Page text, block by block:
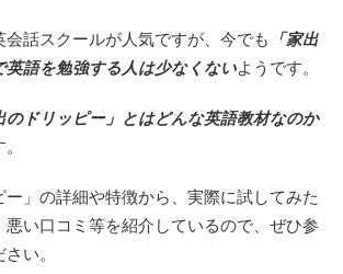
会話スクールが人気ですが、今でも
「家出
英語を勉強する人は少なくないようです。
のドリッピー」とはどんな英語教材なのか
ー」の詳細や特徴から、実際に試してみた
悪い口コミ等を紹介しているので、ぜひ参
い。